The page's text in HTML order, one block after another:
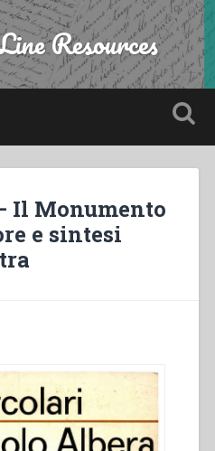
Resources
Il Monumento
e sintesi